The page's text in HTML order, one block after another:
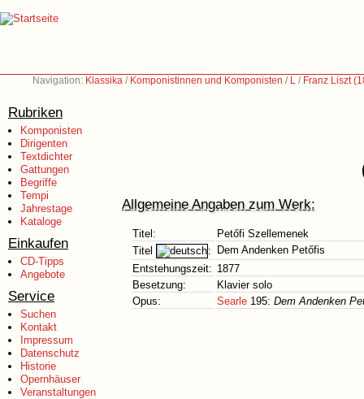
Navigation: Klassika / Komponistinnen und Komponisten / L / Franz Liszt
Rubriken
Komponisten
Dirigenten
Textdichter
Gattungen
Begriffe
Tempi
Jahrestage
Kataloge
Einkaufen
CD-Tipps
Angebote
Service
Suchen
Kontakt
Impressum
Datenschutz
Historie
Opernhäuser
Veranstaltungen
Allgemeine Angaben zum Werk:
Titel:
Petőfi Szellemenek
Titel
:
Dem Andenken Petőfis
Entstehungszeit: 1877
Besetzung:
Klavier solo
Opus:
Searle 195: Dem Andenken